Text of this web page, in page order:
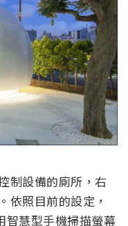
制設備的廁所，右
依照目前的設定，
慧型手機掃描螢幕